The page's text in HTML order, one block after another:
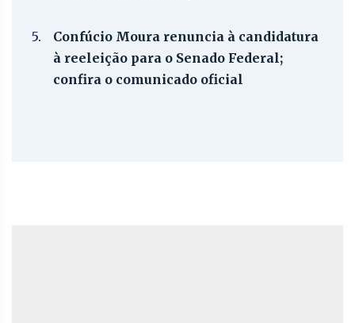
5.
Confúcio Moura renuncia à candidatura
à reeleição para o Senado Federal;
confira o comunicado oficial